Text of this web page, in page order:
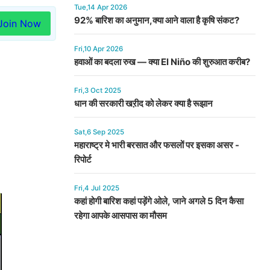
Now
Tue,14 Apr 2026
92% बारिश का अनुमान,क्या आने वाला है कृषि संकट?
Fri,10 Apr 2026
हवाओं का बदला रुख — क्या El Niño की शुरुआत करीब?
Fri,3 Oct 2025
धान की सरकारी खऱीद को लेकर क्या है रूझान
Sat,6 Sep 2025
महाराष्ट्र मे भारी बरसात और फसलों पर इसका असर -
रिपोर्ट
Fri,4 Jul 2025
कहां होगी बारिश कहां पड़ेंगे ओले, जाने अगले 5 दिन कैसा
रहेगा आपके आसपास का मौसम